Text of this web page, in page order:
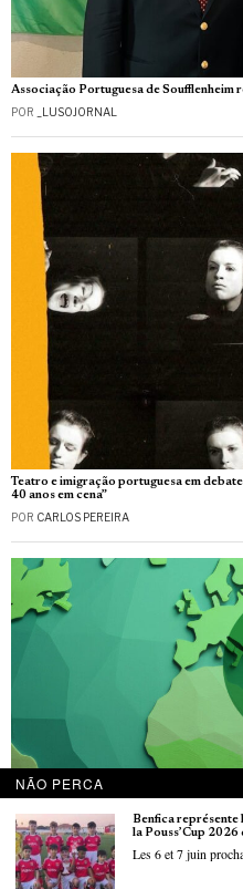
Associação Portuguesa de Soufflenheim
POR _LUSOJORNAL
Teatro e imigração portuguesa em
40 anos em cena”
POR CARLOS PEREIRA
NÃO PERCA
Benfica représente
la Pouss’Cup 2026
Les 6 et 7 juin